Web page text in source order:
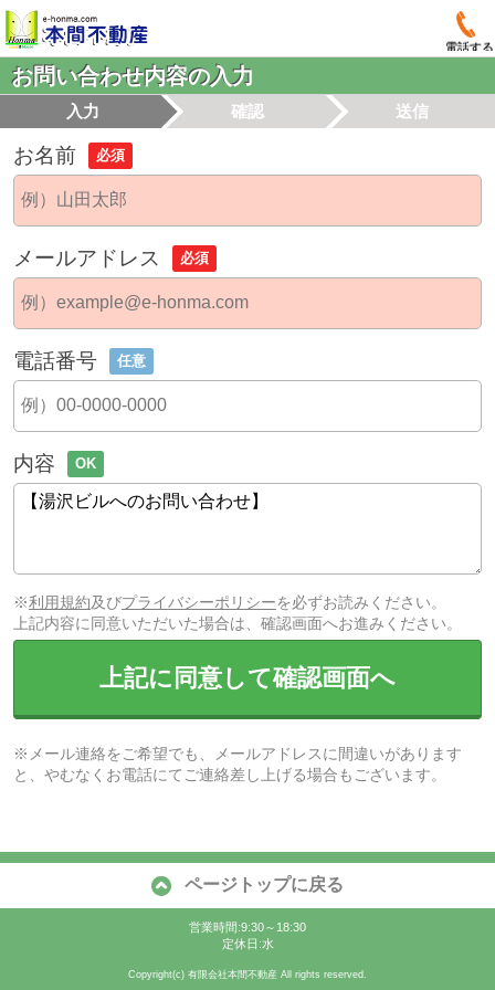
電話する
お問い合わせ内容の入力
入力 確認 送信
お名前 必須
メールアドレス 必須
電話番号 任意
内容 OK
※利用規約及びプライバシーポリシーを必ずお読みください。
上記内容に同意いただいた場合は、確認画面へお進みください。
上記に同意して確認画面へ
※メール連絡をご希望でも、メールアドレスに間違いがあります
と、やむなくお電話にてご連絡差し上げる場合もございます。
ページトップに戻る
営業時間:9:30～18:30
定休日:水
Copyright(c) 有限会社本間不動産 All rights reserved.